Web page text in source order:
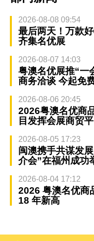
2026-08-08 09:54
最后两天！万款
齐集名优展
2026-08-07 14:03
粤澳名优展推“一
商务洽谈 今起免
2026-08-06 20:45
2026粤澳名优商
目发挥会展商贸
2026-08-05 17:23
闽澳携手共谋发
介会”在福州成功
2026-08-04 17:12
2026 粤澳名优商
18 年新高